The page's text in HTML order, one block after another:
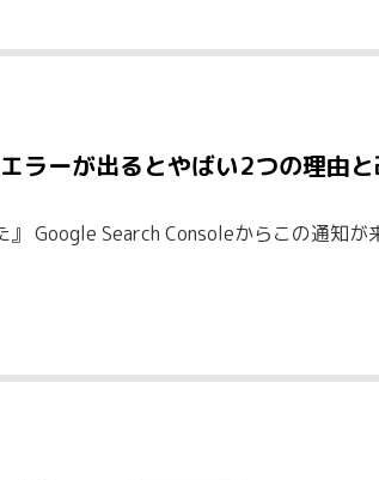
ラーが出るとやばい2つの理由
Google Search Consoleからこの通知が